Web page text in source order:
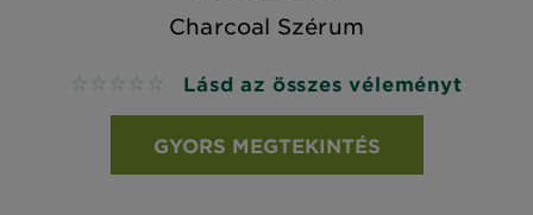
Charcoal Szérum
No reviews Lásd az összes véleményt
GYORS MEGTEKINTÉS